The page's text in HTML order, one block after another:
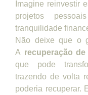
Imagine reinvestir
projetos
tranquilidade
Não deixe que o
A recuperação
que pode
trazendo de volta
poderia recuperar.